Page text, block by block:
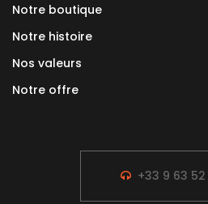
Notre boutique
Notre histoire
Nos valeurs
Notre offre
+33 9 63